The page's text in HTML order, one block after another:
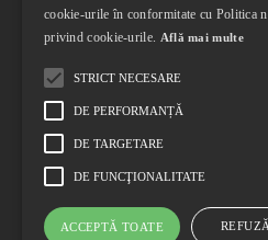
cookie-urile în conformitate cu Politica
privind cookie-urile. Află mai multe
STRICT NECESARE
DE PERFORMANȚĂ
DE TARGETARE
DE FUNCŢIONALITATE
ACCEPTĂ TOATE